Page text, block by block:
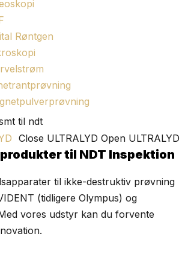
Røntgen
Close ULTRALYD Open ULTRALYD
til NDT Inspektion
til ikke-destruktiv prøvning
(tidligere Olympus) og
vores udstyr kan du forvente